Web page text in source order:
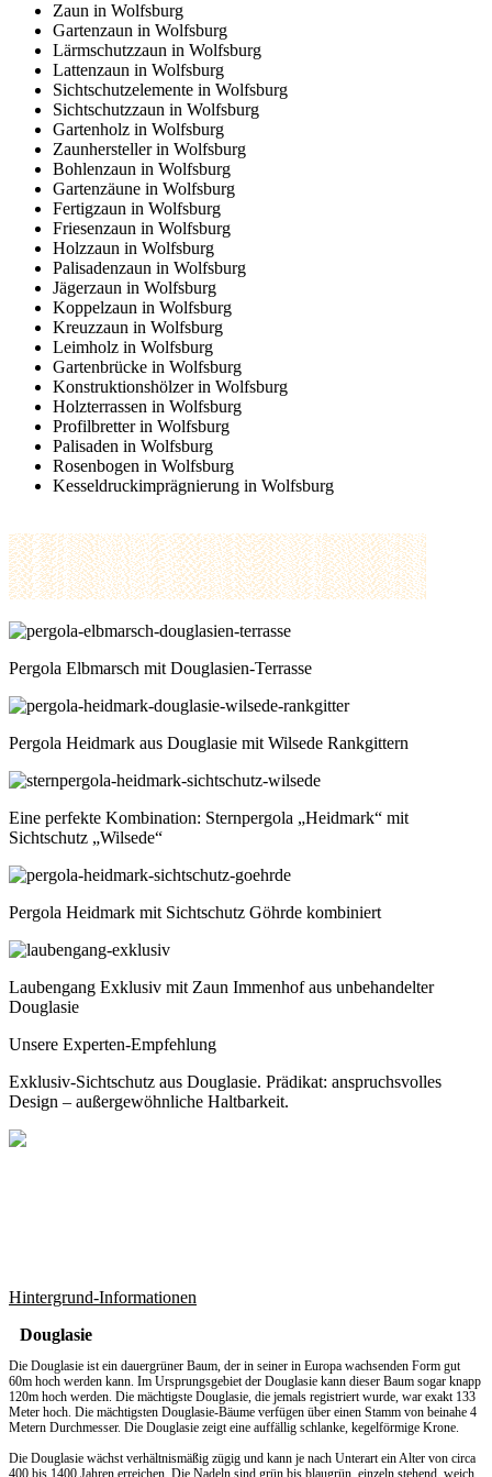
Zaun in Wolfsburg
Gartenzaun in Wolfsburg
Lärmschutzzaun in Wolfsburg
Lattenzaun in Wolfsburg
Sichtschutzelemente in Wolfsburg
Sichtschutzzaun in Wolfsburg
Gartenholz in Wolfsburg
Zaunhersteller in Wolfsburg
Bohlenzaun in Wolfsburg
Gartenzäune in Wolfsburg
Fertigzaun in Wolfsburg
Friesenzaun in Wolfsburg
Holzzaun in Wolfsburg
Palisadenzaun in Wolfsburg
Jägerzaun in Wolfsburg
Koppelzaun in Wolfsburg
Kreuzzaun in Wolfsburg
Leimholz in Wolfsburg
Gartenbrücke in Wolfsburg
Konstruktionshölzer in Wolfsburg
Holzterrassen in Wolfsburg
Profilbretter in Wolfsburg
Palisaden in Wolfsburg
Rosenbogen in Wolfsburg
Kesseldruckimprägnierung in Wolfsburg
Pergola Elbmarsch mit Douglasien-Terrasse
Pergola Heidmark aus Douglasie mit Wilsede Rankgittern
Eine perfekte Kombination: Sternpergola „Heidmark“ mit
Sichtschutz „Wilsede“
Pergola Heidmark mit Sichtschutz Göhrde kombiniert
Laubengang Exklusiv mit Zaun Immenhof aus unbehandelter
Douglasie
Unsere Experten-Empfehlung
Exklusiv-Sichtschutz aus Douglasie. Prädikat: anspruchsvolles
Design – außergewöhnliche Haltbarkeit.
Hintergrund-Informationen
Douglasie
Die Douglasie ist ein dauergrüner Baum, der in seiner in Europa wachsenden Form gut
60m hoch werden kann. Im Ursprungsgebiet der Douglasie kann dieser Baum sogar knapp
120m hoch werden. Die mächtigste Douglasie, die jemals registriert wurde, war exakt 133
Meter hoch. Die mächtigsten Douglasie-Bäume verfügen über einen Stamm von beinahe 4
Metern Durchmesser. Die Douglasie zeigt eine auffällig schlanke, kegelförmige Krone.
Die Douglasie wächst verhältnismäßig zügig und kann je nach Unterart ein Alter von circa
400 bis 1400 Jahren erreichen. Die Nadeln sind grün bis blaugrün, einzeln stehend, weich